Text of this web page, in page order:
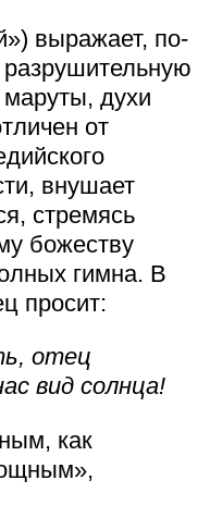
выражает, по-
духи
от
внушает
стремясь
божеству
гимна. В
просит:
отец
вид солнца!
как